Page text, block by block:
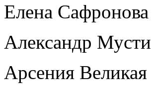
Елена Сафронова
Александр Мусти
Арсения Великая